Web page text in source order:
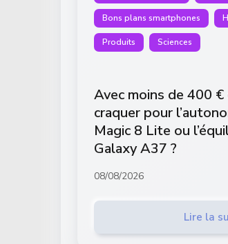
Bons plans smartphones
Produits Sciences
Avec moins de 400
craquer pour
Magic 8 Lite ou
Galaxy A37 ?
08/08/2026
Lire la